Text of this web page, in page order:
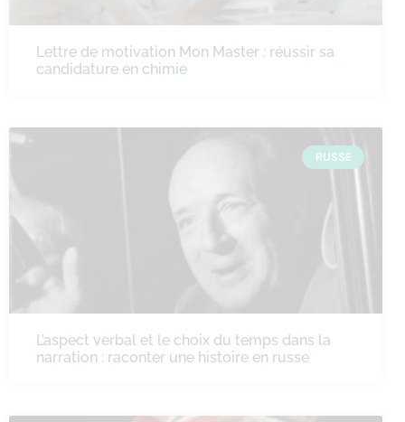
Lettre de motivation Mon Master : réussir sa
candidature en chimie
RUSSE
L’aspect verbal et le choix du temps dans la
narration : raconter une histoire en russe